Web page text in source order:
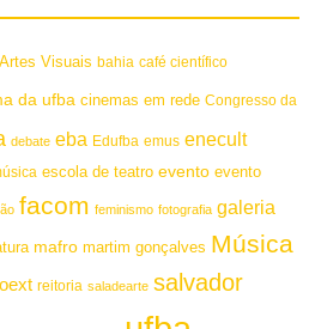
Artes Visuais bahia café científico
da ufba cinemas em rede Congresso da
debate eba Edufba emus enecult
escola de teatro evento evento
facom feminismo fotografia galeria
mafro martim gonçalves Música
reitoria saladearte salvador